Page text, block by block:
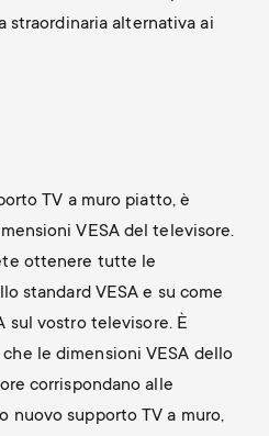
straordinaria alternativa ai
TV a muro piatto, è
VESA del televisore.
ottenere tutte le
standard VESA e su come
sul vostro televisore. È
le dimensioni VESA dello
corrispondano alle
nuovo supporto TV a muro,